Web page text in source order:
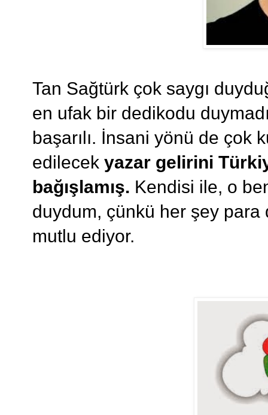
Tan Sağtürk çok saygı
en ufak bir dedikodu
başarılı. İnsani yönü de çok
edilecek yazar gelirini
bağışlamış. Kendisi ile, o
duydum, çünkü her şey para
mutlu ediyor.